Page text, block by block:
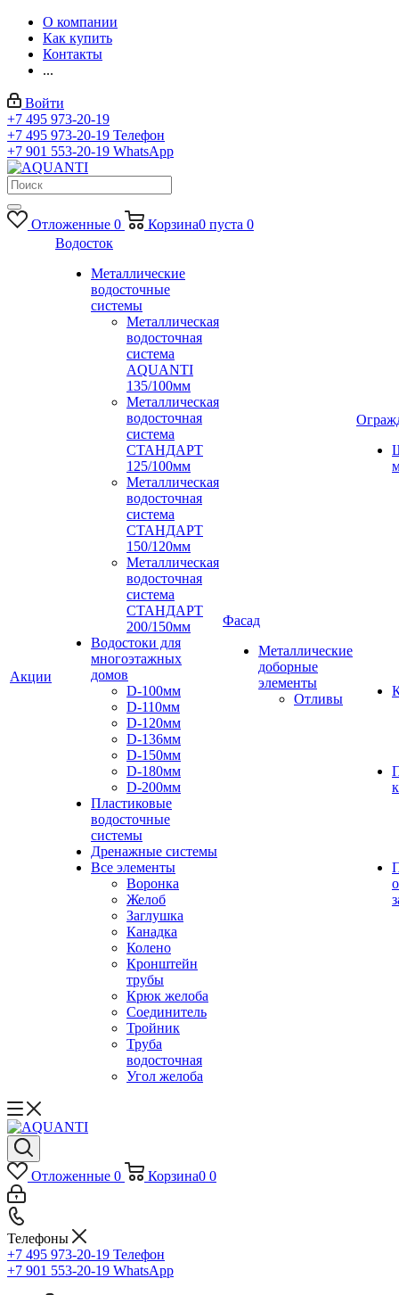
О компании
Как купить
Контакты
...
Войти
+7 495 973-20-19
+7 495 973-20-19 Телефон
+7 901 553-20-19 WhatsApp
Отложенные 0 Корзина0 пуста 0
Акции
Водосток
Металлические
водосточные
системы
Металлическая
водосточная
система
AQUANTI
135/100мм
Металлическая
водосточная
система
СТАНДАРТ
125/100мм
Металлическая
водосточная
система
СТАНДАРТ
150/120мм
Металлическая
водосточная
система
СТАНДАРТ
200/150мм
Водостоки для
многоэтажных
домов
D-100мм
D-110мм
D-120мм
D-136мм
D-150мм
D-180мм
D-200мм
Пластиковые
водосточные
системы
Дренажные системы
Все элементы
Воронка
Желоб
Заглушка
Канадка
Колено
Кронштейн
трубы
Крюк желоба
Соединитель
Тройник
Труба
водосточная
Угол желоба
Фасад
Металлические
доборные
элементы
Отливы
Отложенные 0 Корзина0 0
Телефоны
+7 495 973-20-19 Телефон
+7 901 553-20-19 WhatsApp